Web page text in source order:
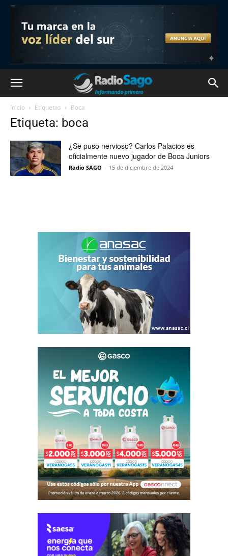
Inicio Etiquetas Boca
Etiqueta: boca
¿Se puso nervioso? Carlos Palacios es
oficialmente nuevo jugador de Boca Juniors
Radio SAGO - 15 de diciembre de 2024